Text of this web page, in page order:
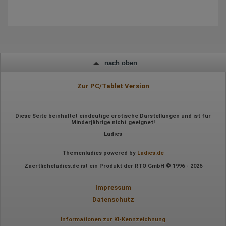
Hotjar Limited, Malta
Datum und Uhrzeit des Besuchs
Mausbewegungen
Besuchte Seiten
Eindeutige Gerätekennung
Gerätebestriebssystem
Eindeutige Benutzerkennung
Ort der Verarbeitung:
nach oben
Zur PC/Tablet Version
Diese Seite beinhaltet eindeutige erotische Darstellungen und ist für
Minderjährige nicht geeignet!
Ladies
Themenladies powered by Ladies.de
Zaertlicheladies.de ist ein Produkt der RTO GmbH © 1996 - 2026
Impressum
Datenschutz
Informationen zur KI-Kennzeichnung